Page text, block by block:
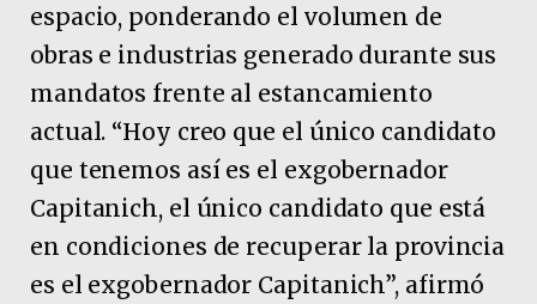
espacio, ponderando el volumen de
obras e industrias generado durante sus
mandatos frente al estancamiento
actual. “Hoy creo que el único candidato
que tenemos así es el exgobernador
Capitanich, el único candidato que está
en condiciones de recuperar la provincia
es el exgobernador Capitanich”, afirmó